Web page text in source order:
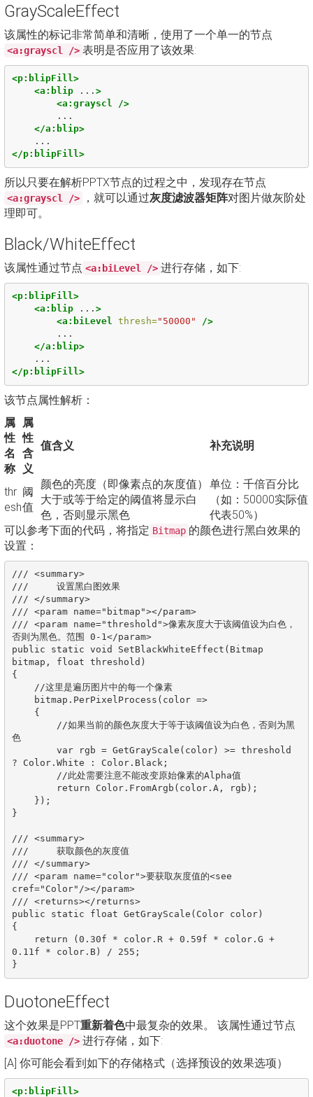
GrayScaleEffect
该属性的标记非常简单和清晰，使用了一个单一的节点
<a:grayscl /> 表明是否应用了该效果:
<p:blipFill>
<a:blip
... >
<a:grayscl
/>
</a:blip>
</p:blipFill>
所以只要在解析PPTX节点的过程之中，发现存在节点
<a:grayscl /> ，就可以通过灰度滤波器矩阵对图片做灰阶处
理即可。
Black/WhiteEffect
该属性通过节点 <a:biLevel /> 进行存储，如下:
<p:blipFill>
<a:blip
... >
<a:biLevel thresh="50000"
/>
</a:blip>
</p:blipFill>
该节点属性解析：
属
性
名
称
属
性
含
义
值含义 补充说明
thr
esh
阈
值
颜色的亮度（即像素点的灰度值）
大于或等于给定的阈值将显示白
色，否则显示黑色
单位：千倍百分比
（如：50000实际值
代表50%）
可以参考下面的代码，将指定 Bitmap 的颜色进行黑白效果的
设置：
/// <summary>
///     设置黑白图效果
/// </summary>
/// <param name="bitmap"></param>
/// <param name="threshold">像素灰度大于该阈值设为白色，
否则为黑色。范围 0-1</param>
public static void SetBlackWhiteEffect(Bitmap
bitmap, float threshold)
{
色
? Color.White : Color.Black;
}
/// <summary>
///     获取颜色的灰度值
/// </summary>
/// <param name="color">要获取灰度值的<see
cref="Color"/></param>
/// <returns></returns>
public static float GetGrayScale(Color color)
{
0.11f * color.B) / 255;
DuotoneEffect
这个效果是PPT重新着色中最复杂的效果。 该属性通过节点
<a:duotone /> 进行存储，如下:
[A] 你可能会看到如下的存储格式（选择预设的效果选项）
<p:blipFill>